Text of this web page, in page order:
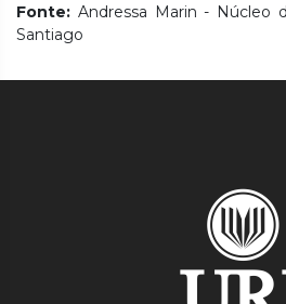
Fonte: Andressa Marin - Núcleo
Santiago